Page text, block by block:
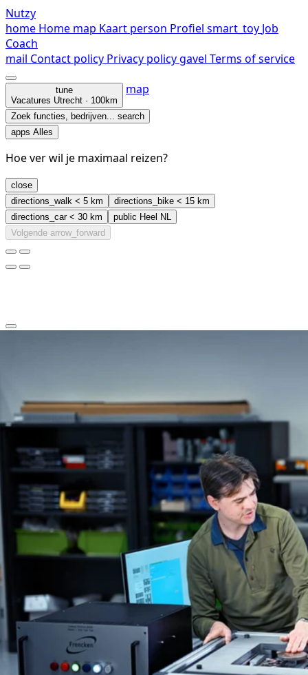
Nutzy
home Home map Kaart person Profiel smart_toy Job
Coach
mail Contact policy Privacy policygavel Terms of service
tune
Vacatures Utrecht · 100km
map
Zoek functies, bedrijven... search
apps Alles
Hoe ver wil je maximaal reizen?
close
directions_walk < 5 km directions_bike < 15 km
directions_car< 30 km public Heel NL
Volgende arrow_forward